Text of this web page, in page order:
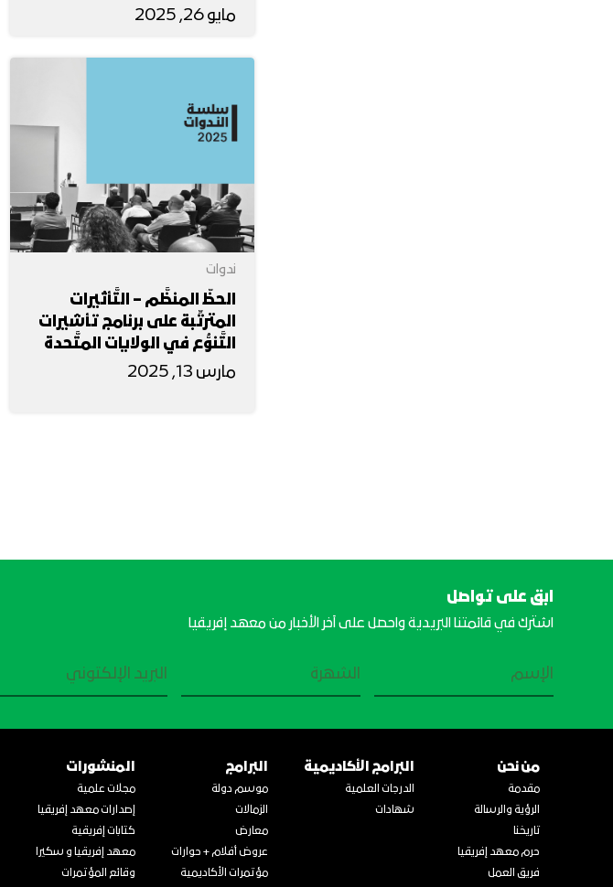
مايو 26, 2025
ندوات
الحظّ المنظَّم – التَّأثيرات
المترتِّبة على برنامج تأشيرات
التَّنوُّع في الولايات المتَّحدة
مارس 13, 2025
ابق على تواصل
اشترك في قائمتنا البريدية واحصل على آخر الأخبار من معهد إفريقيا
من نحن
مقدمة
الرؤية والرسالة
تاريخنا
حرم معهد إفريقيا
فريق العمل
البرامج الأكاديمية
الدرجات العلمية
شهادات
البرامج
موسم دولة
الزمالات
معارض
عروض أفلام + حوارات
مؤتمرات الأكاديمية
المنشورات
مجلات علمية
إصدارات معهد إفريقيا
كتابات إفريقية
معهد إفريقيا و سكيرا
وقائع المؤتمرات